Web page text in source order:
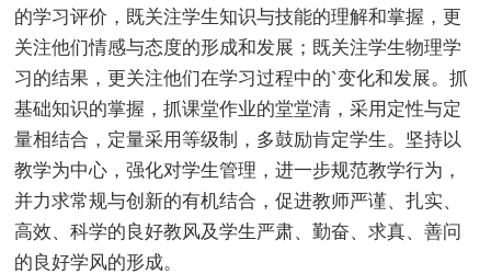
的学习评价，既关注学生知识与技能的理解和掌握，更
关注他们情感与态度的形成和发展；既关注学生物理学
习的结果，更关注他们在学习过程中的`变化和发展。抓
基础知识的掌握，抓课堂作业的堂堂清，采用定性与定
量相结合，定量采用等级制，多鼓励肯定学生。坚持以
教学为中心，强化对学生管理，进一步规范教学行为，
并力求常规与创新的有机结合，促进教师严谨、扎实、
高效、科学的良好教风及学生严肃、勤奋、求真、善问
的良好学风的形成。